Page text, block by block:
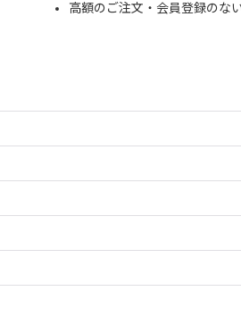
高額のご注文・会員登録のな